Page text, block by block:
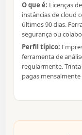
O que é: Licenças
instâncias de cloud
últimos 90 dias.
segurança ou
Perfil típico:
ferramenta de
regularmente.
pagas